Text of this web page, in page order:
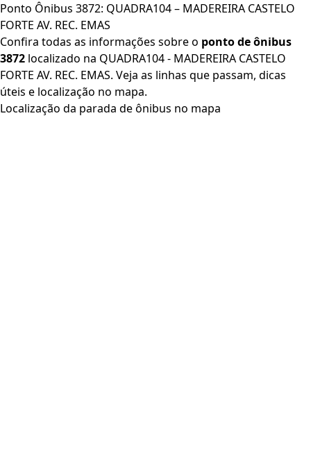
Ponto Ônibus 3872: QUADRA104 – MADEREIRA CASTELO
FORTE AV. REC. EMAS
Confira todas as informações sobre o ponto de ônibus
3872 localizado na QUADRA104 - MADEREIRA CASTELO
FORTE AV. REC. EMAS. Veja as linhas que passam, dicas
úteis e localização no mapa.
Localização da parada de ônibus no mapa